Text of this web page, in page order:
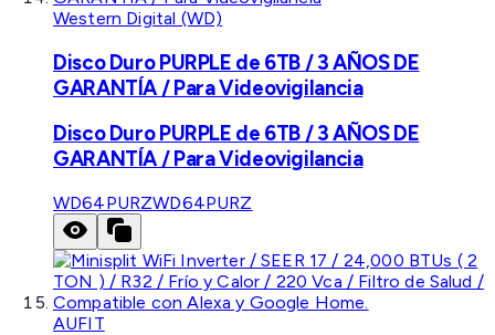
Western Digital (WD)
Disco Duro PURPLE de 6TB / 3 AÑOS DE
GARANTÍA / Para Videovigilancia
Disco Duro PURPLE de 6TB / 3 AÑOS DE
GARANTÍA / Para Videovigilancia
WD64PURZWD64PURZ
AUFIT